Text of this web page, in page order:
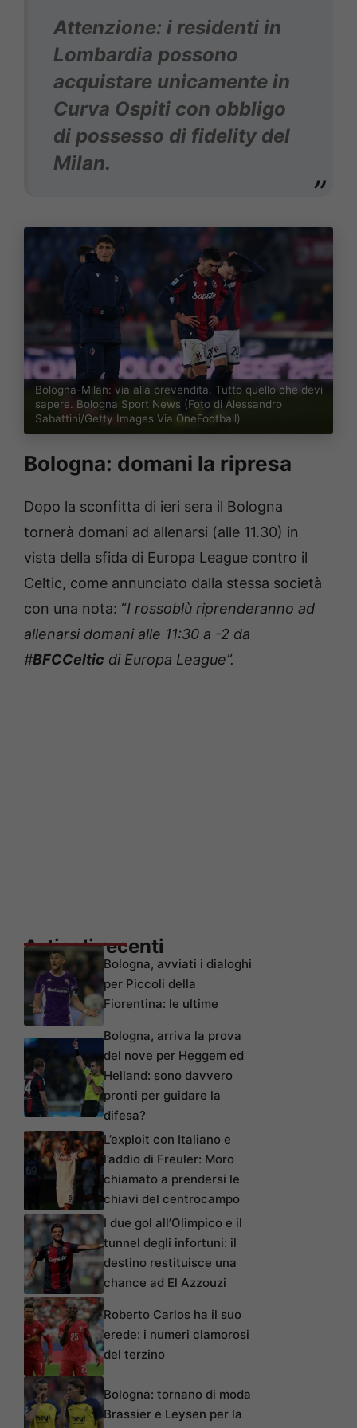
Attenzione: i residenti in
Lombardia possono
acquistare unicamente in
Curva Ospiti con obbligo
di possesso di fidelity del
Milan.
Bologna-Milan: via alla prevendita. Tutto quello che devi
sapere. Bologna Sport News (Foto di Alessandro
Sabattini/Getty Images Via OneFootball)
Bologna: domani la ripresa
Dopo la sconfitta di ieri sera il Bologna
tornerà domani ad allenarsi (alle 11.30) in
vista della sfida di Europa League contro il
Celtic, come annunciato dalla stessa società
con una nota: “I rossoblù riprenderanno ad
allenarsi domani alle 11:30 a -2 da
#BFCCeltic di Europa League”.
Articoli recenti
Bologna, avviati i dialoghi
per Piccoli della
Fiorentina: le ultime
Bologna, arriva la prova
del nove per Heggem ed
Helland: sono davvero
pronti per guidare la
difesa?
L’exploit con Italiano e
l’addio di Freuler: Moro
chiamato a prendersi le
chiavi del centrocampo
I due gol all’Olimpico e il
tunnel degli infortuni: il
destino restituisce una
chance ad El Azzouzi
Roberto Carlos ha il suo
erede: i numeri clamorosi
del terzino
Bologna: tornano di moda
Brassier e Leysen per la